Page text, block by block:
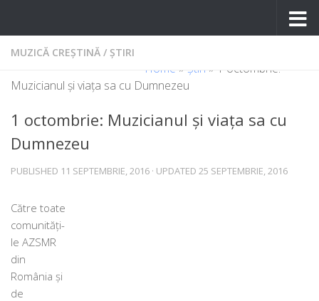
MUZICĂ CREȘTINĂ / ȘTIRI
Home » Știri » 1 octombrie:
Muzicianul şi viaţa sa cu Dumnezeu
1 octombrie: Muzicianul şi viaţa sa cu
Dumnezeu
PUBLISHED 11 SEPTEMBRIE, 2016 · UPDATED 25 SEPTEMBRIE, 2016
Către toa­te
comu­ni­tă­ți­
le AZSMR
din
România și
de